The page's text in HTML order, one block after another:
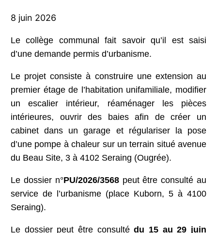
8 juin 2026
Le collège communal fait savoir qu’il est saisi
d’une demande permis d’urbanisme.
Le projet consiste à construire une extension au
premier étage de l’habitation unifamiliale, modifier
un escalier intérieur, réaménager les pièces
intérieures, ouvrir des baies afin de créer un
cabinet dans un garage et régulariser la pose
d’une pompe à chaleur sur un terrain situé avenue
du Beau Site, 3 à 4102 Seraing (Ougrée).
Le dossier n°PU/2026/3568peut être consulté au
service de l’urbanisme (place Kuborn, 5 à 4100
Seraing).
Le dossier peut être consultédu 15 au 29 juin